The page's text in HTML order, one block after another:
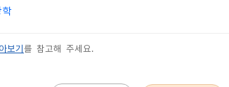
보기 를 참고해 주세요.